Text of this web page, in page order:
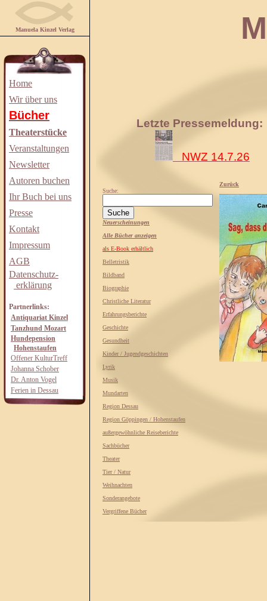
Manuela Kinzel Verlag
Home
Wir über uns
Bücher
Theaterstücke
Veranstaltungen
Newsletter
Autoren buchen
Ihr Buch bei uns
Presse
Kontakt
Impressum
AGB
Datenschutz-
erklärung
Partnerlinks:
Antiquariat Kinzel
Tanzhund Mozart
Hundepension
Hohenstaufen
Offener KulturTreff
Johanna Schober
Dr. Anton Vogel
Ferien in Dessau
Letzte Pressemeldung:
NWZ 14.7.26
Suche:
Neuerscheinungen
Alle Bücher anzeigen
als E-Book erhältlich
Belletristik
Bildband
Biographie
Christliche Literatur
Erfahrungsberichte
Geschichte
Gesundheit
Kinder / Jugendgeschichten
Lyrik
Musik
Mundarten
Region Dessau
Region Göppingen / Hohenstaufen
außergewöhnliche Reiseberichte
Sachbücher
Theater
Tier / Natur
Weihnachten
Sonderangebote
Vergriffene Bücher
Zurück